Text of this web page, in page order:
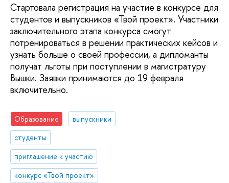
Стартовала регистрация на участие в конкурсе для
студентов и выпускников «Твой проект». Участники
заключительного этапа конкурса смогут
потренироваться в решении практических кейсов и
узнать больше о своей профессии, а дипломанты
получат льготы при поступлении в магистратуру
Вышки. Заявки принимаются до 19 февраля
включительно.
Образование
выпускники
студенты
приглашение к участию
конкурс «Твой проект»